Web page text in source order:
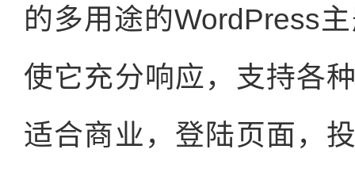
的多用途的WordPress
使它充分响应，支持各
适合商业，登陆页面，